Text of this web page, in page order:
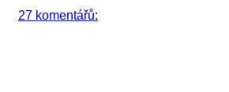
27 komentářů: